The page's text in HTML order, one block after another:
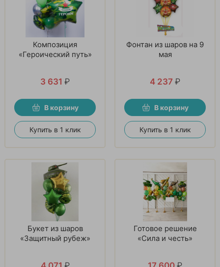
Композиция
«Героический путь»
3 631 ₽
В корзину
Купить в 1 клик
Фонтан из шаров на 9
мая
4 237 ₽
В корзину
Купить в 1 клик
Букет из шаров
«Защитный рубеж»
Готовое решение
«Сила и честь»